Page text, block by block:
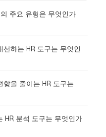
주요 유형은 무엇인가
하는 HR 도구는 무엇인
을 줄이는 HR 도구는
HR 분석 도구는 무엇인가